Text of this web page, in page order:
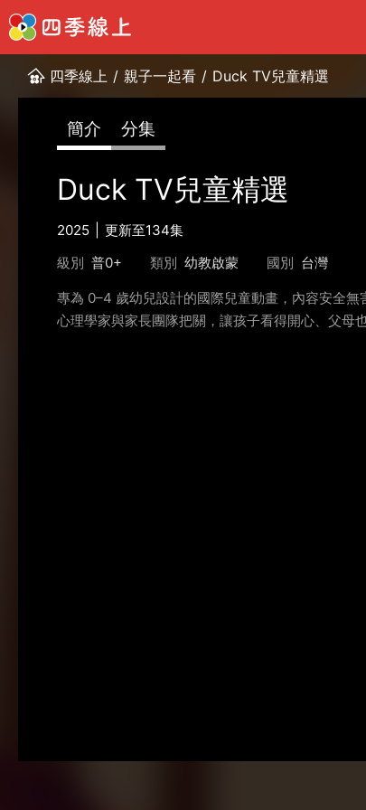
四季線上 / 親子一起看 / Duck TV兒童精選
簡介 分集
Duck TV兒童精選
2025
更新至134集
級別 普0+ 類別 幼教啟蒙 國別 台灣
專為 0–4 歲幼兒設計的國際兒童動畫，內容安全
心理學家與家長團隊把關，讓孩子看得開心、父